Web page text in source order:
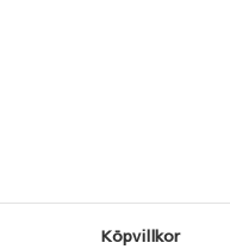
Köpvillkor